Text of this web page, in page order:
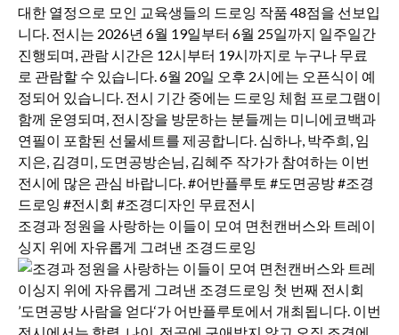
조경과 정원을 사랑하는 이들이 모여 면천캔버스와 트레이
싱지 위에 자유롭게 그려낸 조경드로잉